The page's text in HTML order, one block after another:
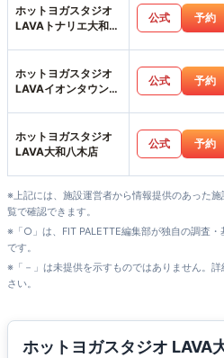
ホットヨガスタジオ
LAVAトナリエ大和高
公式 予約
ホットヨガスタジオ
LAVAイオンタウン富
公式 予約
ホットヨガスタジオ
LAVA大和八木店
公式 予約
※上記には、施設運営者から情報提供のあった
覧で確認できます。
※「○」は、FIT PALETTE編集部が独自の調査
です。
※「－」は未提供を示すものではありません。
さい。
ホットヨガスタジオ LAVA